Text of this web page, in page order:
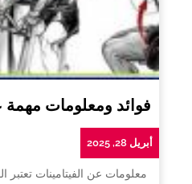
فوائد ومعلومات مهمة
أبريل 28, 2025
معلومات عن الفيتامينات تعتبر